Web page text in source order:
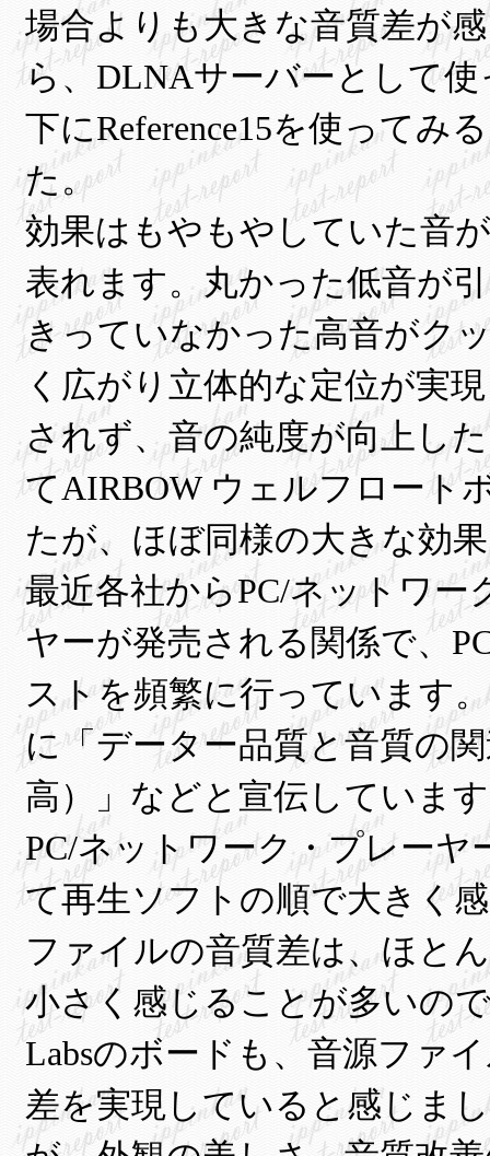
場合よりも大きな音質差が
ら、DLNAサーバーとして使
下にReference15を使ってみ
た。
効果はもやもやしていた音
表れます。丸かった低音が
きっていなかった高音がク
く広がり立体的な定位が実
されず、音の純度が向上し
てAIRBOW ウェルフロート
たが、ほぼ同様の大きな効
最近各社からPC/ネットワ
ヤーが発売される関係で、
ストを頻繁に行っています
に「データー品質と音質の
高）」などと宣伝していま
PC/ネットワーク・プレー
て再生ソフトの順で大きく
ファイルの音質差は、ほと
小さく感じることが多いの
Labsのボードも、音源ファ
差を実現していると感じま